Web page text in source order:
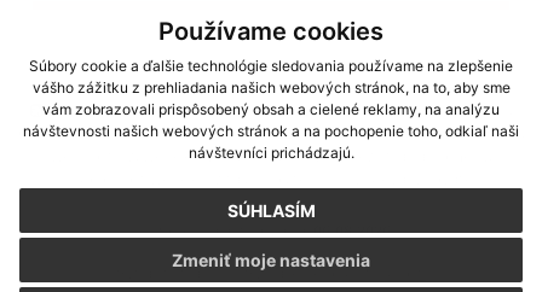
Používame cookies
Súbory cookie a ďalšie technológie sledovania používame na zlepšenie
vášho zážitku z prehliadania našich webových stránok, na to, aby sme
vám zobrazovali prispôsobený obsah a cielené reklamy, na analýzu
návštevnosti našich webových stránok a na pochopenie toho, odkiaľ naši
návštevníci prichádzajú.
SÚHLASÍM
Zmeniť moje nastavenia
využite možnosť získavania aktuálnych informácií s využitím RSS
CMS systém (redakčný) systém ECHELON 2,Mapa stránok,web portál
webex.digital, s.r.o.,domény,registrácia domény
Posledná aktualizácia:06.08.2026
Vytlačiť stránku|Vyhlásenie o prístupnosti